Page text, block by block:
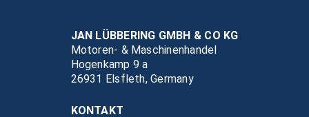
JAN LÜBBERING GMBH & CO KG
Motoren- & Maschinenhandel
Hogenkamp 9 a
26931 Elsfleth, Germany
KONTAKT